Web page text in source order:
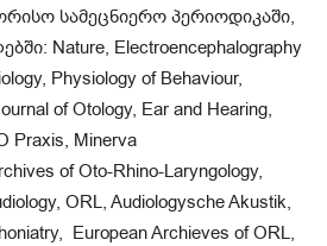
სამეცნიერო პერიოდიკაში,
Nature, Electroencephalography
Physiology of Behaviour,
of Otology, Ear and Hearing,
Praxis, Minerva
of Oto-Rhino-Laryngology,
ORL, Audiologysche Akustik,
European Archieves of ORL,